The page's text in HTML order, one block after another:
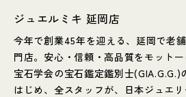
ジュエルミキ 延岡店
今年で創業45年を迎える、延岡で老
門店。安心・信頼・高品質をモット
宝石学会の宝石鑑定鑑別士(GIA.G.G.)
はじめ、全スタッフが、日本ジュエ